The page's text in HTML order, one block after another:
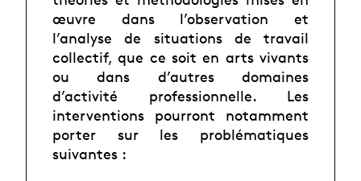
œuvre dans l’observation et
l’analysede situations de travail
collectif, que ce soit en arts vivants
ou dans d’autres domaines
d’activité professionnelle. Les
interventions pourront notamment
porter sur les problématiques
suivantes :